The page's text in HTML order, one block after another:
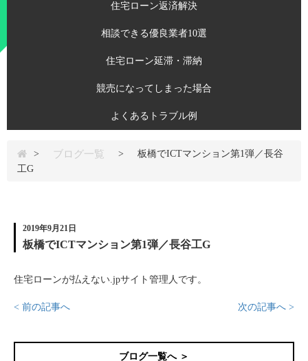
住宅ローン返済解決
相談できる優良業者10選
住宅ローン延滞・滞納
競売になってしまった場合
よくあるトラブル例
> ブログ一覧 >
板橋でICTマンション第1弾／長谷
工G
2019年9月21日
板橋でICTマンション第1弾／長谷工G
住宅ローンが払えない.jpサイト管理人です。
< 前の記事へ 次の記事へ >
ブログ一覧へ ＞